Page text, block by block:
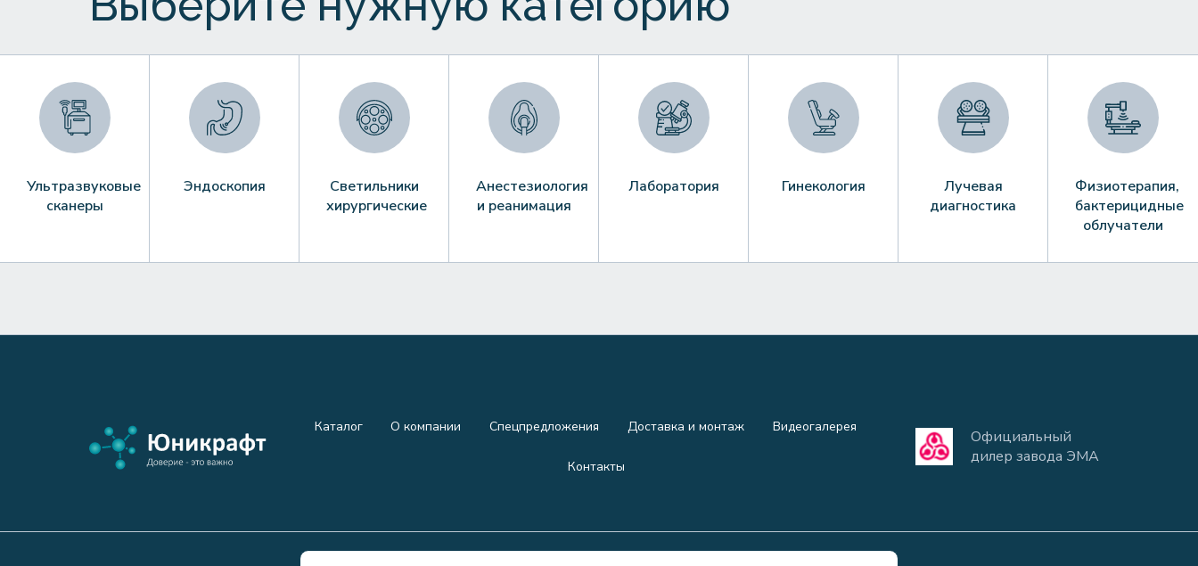
Ультразвуковые
сканеры
Эндоскопия
Светильники
хирургические
Анестезиология
и реанимация
Лаборатория Гинекология
Лучевая
диагностика
Физиотерапия,
бактерицидные
облучатели
Каталог О компании Спецпредложения Доставка и монтаж Видеогалерея
Контакты
Официальный
дилер завода ЭМА